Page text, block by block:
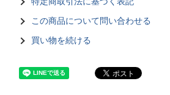
この商品について問い合わせる
買い物を続ける